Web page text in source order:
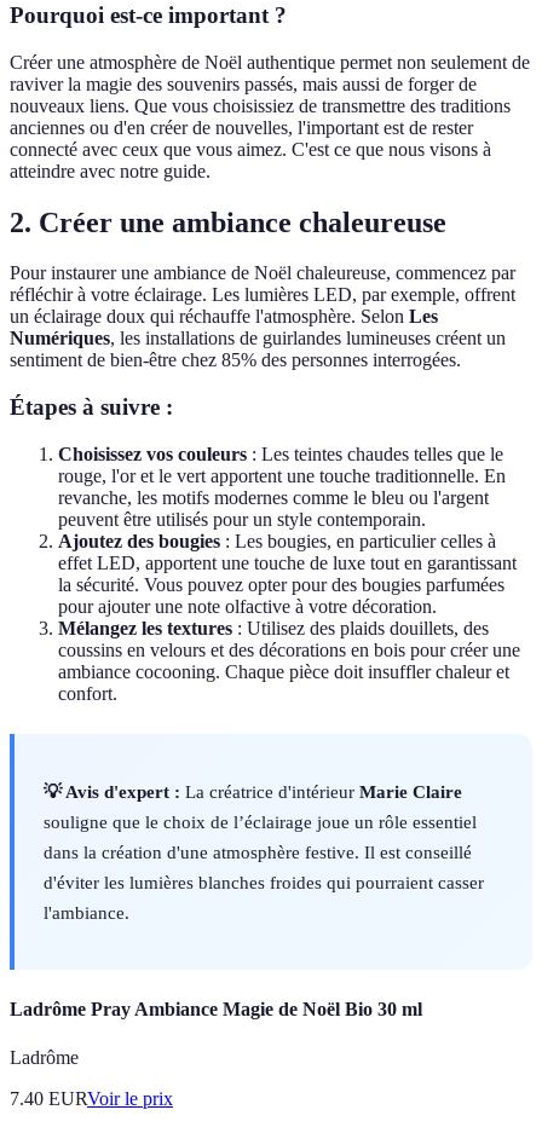
Pourquoi est-ce important ?
Créer une atmosphère de Noël authentique permet non seulement de
raviver la magie des souvenirs passés, mais aussi de forger de
nouveaux liens. Que vous choisissiez de transmettre des traditions
anciennes ou d'en créer de nouvelles, l'important est de rester
connecté avec ceux que vous aimez. C'est ce que nous visons à
atteindre avec notre guide.
2. Créer une ambiance chaleureuse
Pour instaurer une ambiance de Noël chaleureuse, commencez par
réfléchir à votre éclairage. Les lumières LED, par exemple, offrent
un éclairage doux qui réchauffe l'atmosphère. Selon Les
Numériques, les installations de guirlandes lumineuses créent un
sentiment de bien-être chez 85% des personnes interrogées.
Étapes à suivre :
Choisissez vos couleurs : Les teintes chaudes telles que le
rouge, l'or et le vert apportent une touche traditionnelle. En
revanche, les motifs modernes comme le bleu ou l'argent
peuvent être utilisés pour un style contemporain.
Ajoutez des bougies : Les bougies, en particulier celles à
effet LED, apportent une touche de luxe tout en garantissant
la sécurité. Vous pouvez opter pour des bougies parfumées
pour ajouter une note olfactive à votre décoration.
Mélangez les textures : Utilisez des plaids douillets, des
coussins en velours et des décorations en bois pour créer une
ambiance cocooning. Chaque pièce doit insuffler chaleur et
confort.
💡 Avis d'expert : La créatrice d'intérieur Marie Claire
souligne que le choix de l’éclairage joue un rôle essentiel
dans la création d'une atmosphère festive. Il est conseillé
d'éviter les lumières blanches froides qui pourraient casser
l'ambiance.
Ladrôme Pray Ambiance Magie de Noël Bio 30 ml
Ladrôme
7.40 EURVoir le prix